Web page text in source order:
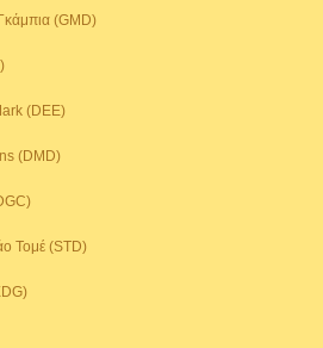
(GMD)
(DEE)
(DMD)
Τομέ (STD)